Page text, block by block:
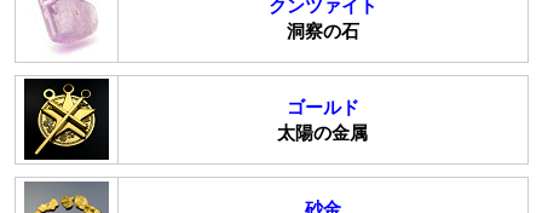
クンツァイト
洞察の石
ゴールド
太陽の金属